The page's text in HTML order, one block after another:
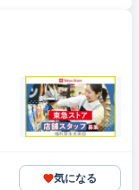
気になる